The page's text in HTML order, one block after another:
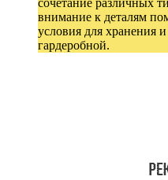
внимание к деталям
условия для хранения
гардеробной.